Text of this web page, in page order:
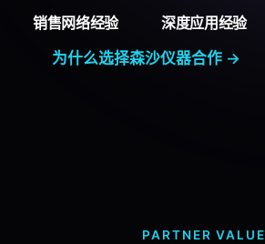
销售网络经验 深度应用经验
为什么选择森沙仪器合作 →
PARTNER VALUE